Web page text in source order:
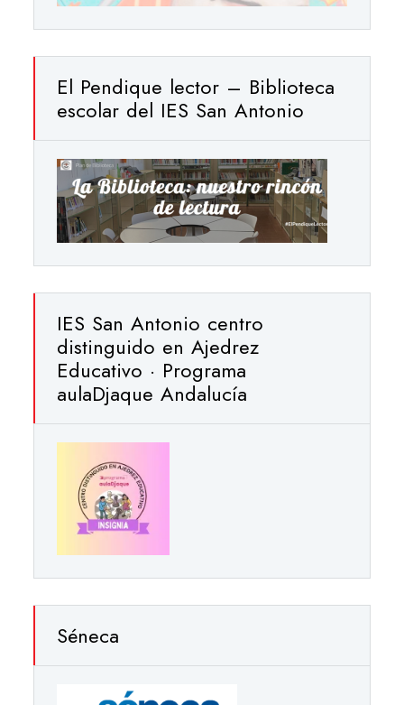
El Pendique lector – Biblioteca
escolar del IES San Antonio
IES San Antonio centro
distinguido en Ajedrez
Educativo · Programa
aulaDjaque Andalucía
Séneca